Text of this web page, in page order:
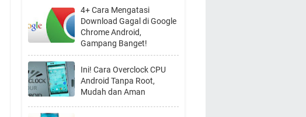
4+ Cara Mengatasi
Download Gagal di Google
Chrome Android,
Gampang Banget!
Ini! Cara Overclock CPU
Android Tanpa Root,
Mudah dan Aman